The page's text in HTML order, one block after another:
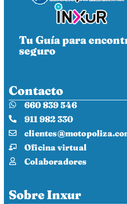
Tu Guía para
seguro
Contacto
660 839 546
911 982 330
Oficina virtual
Colaboradores
Sobre Inxur